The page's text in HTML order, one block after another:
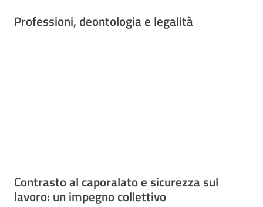
Professioni, deontologia e legalità
Contrasto al caporalato e sicurezza sul
lavoro: un impegno collettivo